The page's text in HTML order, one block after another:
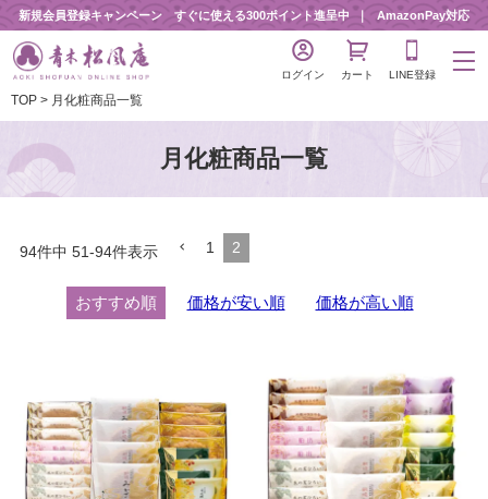
新規会員登録キャンペーン すぐに使える300ポイント進呈中 AmazonPay対応
ログイン カート LINE登録
TOP 月化粧商品一覧
月化粧商品一覧
おすすめ順 価格が安い順 価格が高い順
94件中 51-94件表示 1 2